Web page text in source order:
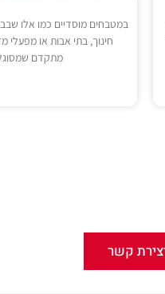
במטבחים מוסדיים כמו אלו
חינוך, בתי אבות או מפעלי
מתקדם
קשר